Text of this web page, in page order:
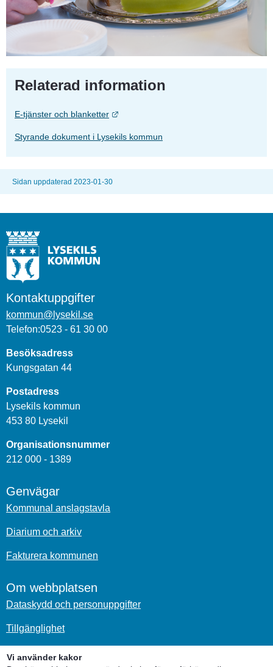
Vi använder kakor
Relaterad information
E-tjänster och blanketter Länk till annan webbplats.
Styrande dokument i Lysekils kommun
Sidan uppdaterad 2023-01-30
Kontaktuppgifter
kommun@lysekil.se
Telefon:0523 - 61 30 00
Besöksadress
Kungsgatan 44
Postadress
Lysekils kommun
453 80 Lysekil
Organisationsnummer
212 000 - 1389
Genvägar
Kommunal anslagstavla
Diarium och arkiv
Fakturera kommunen
Om webbplatsen
Dataskydd och personuppgifter
Tillgänglighet
Om kakor